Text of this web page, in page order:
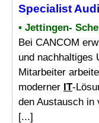
Specialist
• Jettingen-
Bei CANCOM
und nachhaltiges
Mitarbeiter
moderner IT-
den Austausch in
[...]